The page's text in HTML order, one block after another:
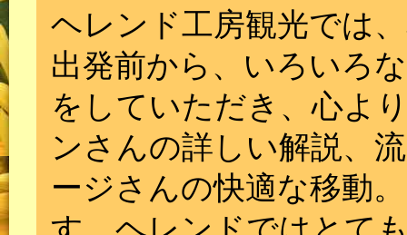
ヘレンド工房観光では
出発前から、いろいろ
をしていただき、心よ
ンさんの詳しい解説、
ージさんの快適な移動